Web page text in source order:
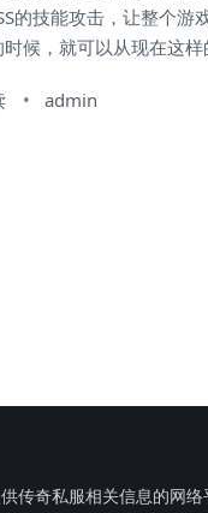
的技能攻击，让整个游
候，就可以从现在这样
候，玩家们一定要注意
admin
传奇私服相关信息的网